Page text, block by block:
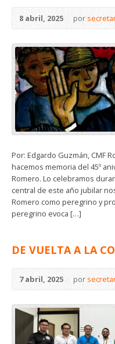
8 abril, 2025 por
Por: Edgardo Guzmán, CMF
hacemos memoria del 45º
Romero. Lo celebramos
central de este año jubilar
Romero como peregrino y
peregrino evoca […]
DE VUELTA A LA
7 abril, 2025 por